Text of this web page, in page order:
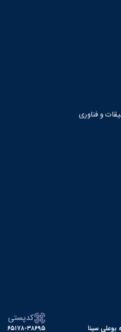
و فناوری
سینا
کدپستی
۶۵۱۷۸-۳۸۶۹۵